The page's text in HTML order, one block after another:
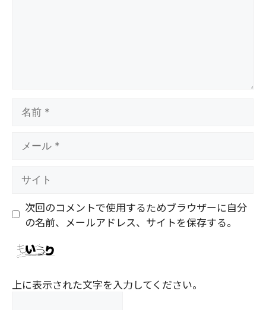
次回のコメントで使用するためブラウザーに自分
の名前、メールアドレス、サイトを保存する。
上に表示された文字を入力してください。